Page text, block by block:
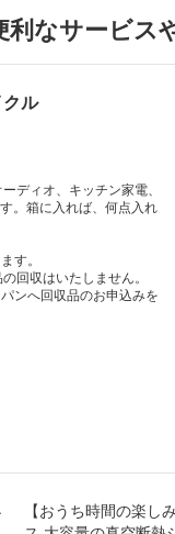
なサービス
ル
ディオ、キッチン家電、
。箱に入れば、何点入れ
す。
回収はいたしません。
ンへ回収品のお申込みを
【おうち時間の楽し